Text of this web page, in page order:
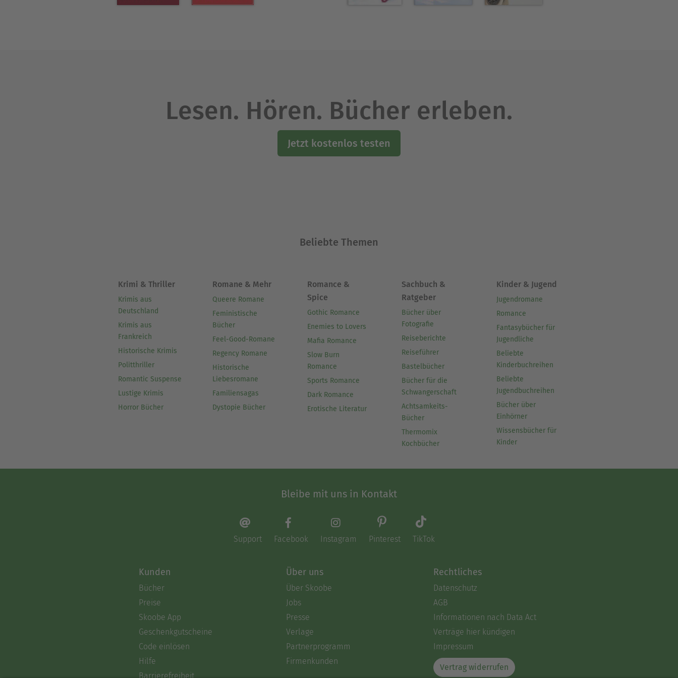
Lesen. Hören. Bücher erleben.
Jetzt kostenlos testen
Beliebte Themen
Krimi & Thriller
Krimis aus
Deutschland
Krimis aus
Frankreich
Historische Krimis
Politthriller
Romantic Suspense
Lustige Krimis
Horror Bücher
Romane & Mehr
Queere Romane
Feministische
Bücher
Feel-Good-Romane
Regency Romane
Historische
Liebesromane
Familiensagas
Dystopie Bücher
Romance &
Spice
Gothic Romance
Enemies to Lovers
Mafia Romance
Slow Burn
Romance
Sports Romance
Dark Romance
Erotische Literatur
Sachbuch &
Ratgeber
Bücher über
Fotografie
Reiseberichte
Reiseführer
Bastelbücher
Bücher für die
Schwangerschaft
Achtsamkeits-
Bücher
Thermomix
Kochbücher
Kinder & Jugend
Jugendromane
Romance
Fantasybücher für
Jugendliche
Beliebte
Kinderbuchreihen
Beliebte
Jugendbuchreihen
Bücher über
Einhörner
Wissensbücher für
Kinder
Bleibe mit uns in Kontakt
Support Facebook Instagram Pinterest TikTok
Kunden
Bücher
Preise
Skoobe App
Geschenkgutscheine
Code einlösen
Hilfe
Barrierefreiheit
Über uns
Über Skoobe
Jobs
Presse
Verlage
Partnerprogramm
Firmenkunden
Rechtliches
Datenschutz
AGB
Informationen nach Data Act
Verträge hier kündigen
Impressum
Vertrag widerrufen